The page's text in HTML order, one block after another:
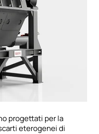
progettati per la
eterogenei di